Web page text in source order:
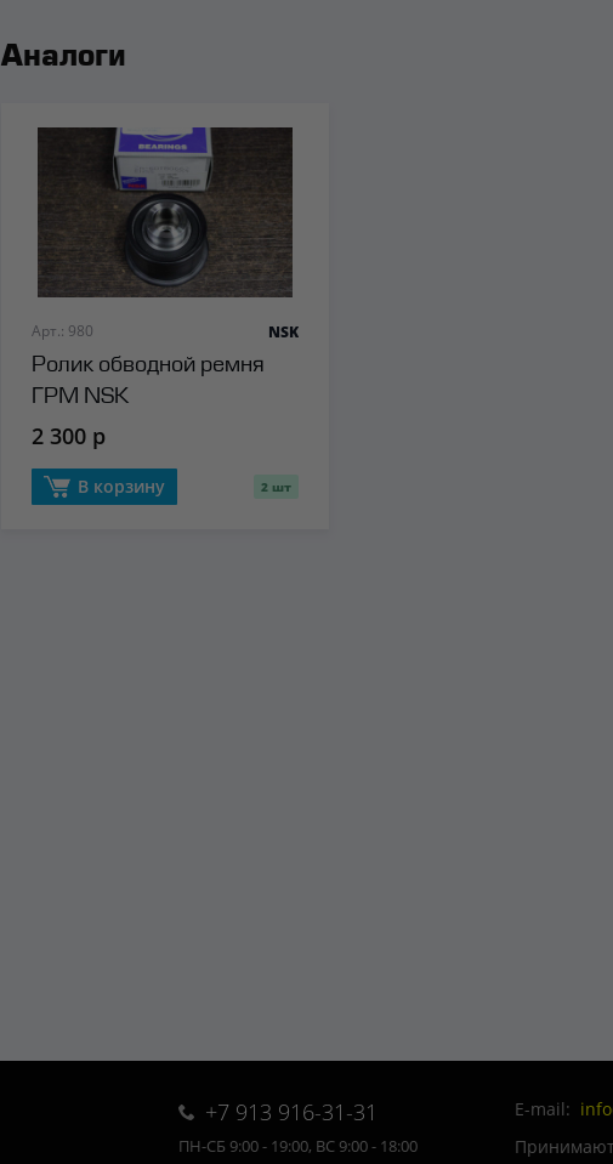
Аналоги
Арт.: 980
Ролик обводной ремня
ГРМ NSK
NSK
2 300 р
В корзину 2 шт
+7 913 916-31-31
ПН-СБ 9:00 - 19:00, ВС 9:00 - 18:00
E-mail: